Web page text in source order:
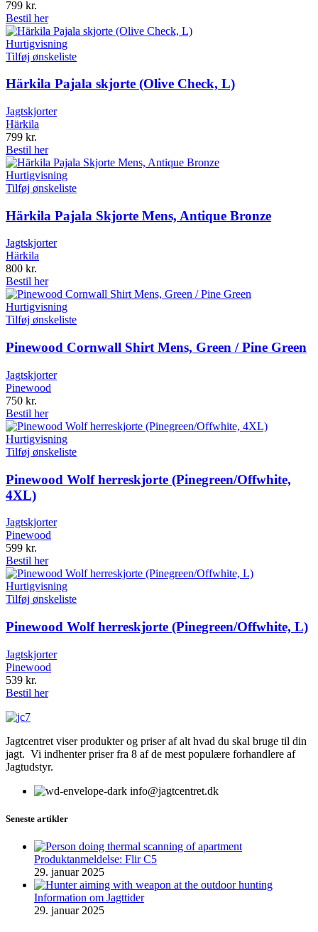
799 kr.
Bestil her
Hurtigvisning
Tilføj ønskeliste
Härkila Pajala skjorte (Olive Check, L)
Jagtskjorter
Härkila
799 kr.
Bestil her
Hurtigvisning
Tilføj ønskeliste
Härkila Pajala Skjorte Mens, Antique Bronze
Jagtskjorter
Härkila
800 kr.
Bestil her
Hurtigvisning
Tilføj ønskeliste
Pinewood Cornwall Shirt Mens, Green / Pine Green
Jagtskjorter
Pinewood
750 kr.
Bestil her
Hurtigvisning
Tilføj ønskeliste
Pinewood Wolf herreskjorte (Pinegreen/Offwhite,
4XL)
Jagtskjorter
Pinewood
599 kr.
Bestil her
Hurtigvisning
Tilføj ønskeliste
Pinewood Wolf herreskjorte (Pinegreen/Offwhite, L)
Jagtskjorter
Pinewood
539 kr.
Bestil her
Jagtcentret viser produkter og priser af alt hvad du skal bruge til din
jagt. Vi indhenter priser fra 8 af de mest populære forhandlere af
Jagtudstyr.
info@jagtcentret.dk
Seneste artikler
Produktanmeldelse: Flir C5
29. januar 2025
Information om Jagttider
29. januar 2025